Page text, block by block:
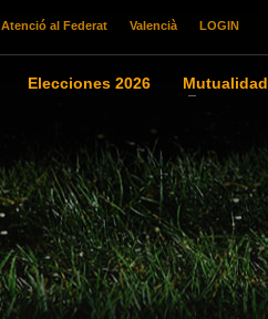
Atenció al Federat Valencià LOGIN
Elecciones 2026
Mutualidad